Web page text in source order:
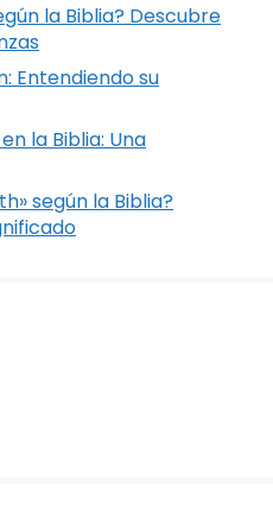
la Biblia? Descubre
Entendiendo su
la Biblia: Una
según la Biblia?